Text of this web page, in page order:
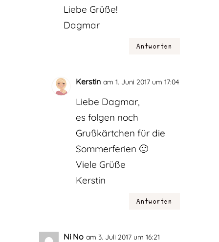
Liebe Grüße!
Dagmar
Antworten
Kerstin am 1. Juni 2017 um 17:04
Liebe Dagmar,
es folgen noch
Grußkärtchen für die
Sommerferien 🙂
Viele Grüße
Kerstin
Antworten
Ni No am 3. Juli 2017 um 16:21